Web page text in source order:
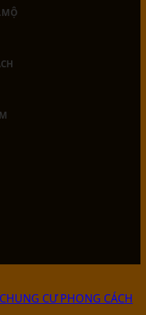
CƯ PHONG CÁCH